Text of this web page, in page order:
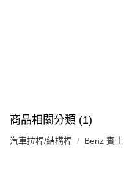
商品相關分類 (1)
汽車拉桿/結構桿 Benz 賓士